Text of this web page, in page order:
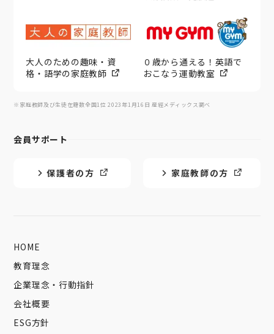
大人のための趣味・資
格・語学の家庭教師
０歳から通える！英語で
おこなう運動教室
※家庭教師及び生徒在籍数全国1位 2023年1月16日 産經メディックス調べ
会員サポート
保護者の方 家庭教師の方
HOME
教育理念
企業理念・行動指針
会社概要
ESG方針